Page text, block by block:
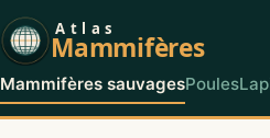
Atlas
Mammifères
Mammifères sauvagesPoules